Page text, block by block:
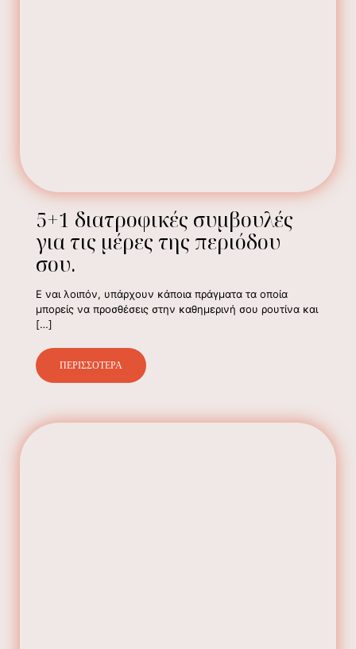
5+1 διατροφικές συμβουλές
για τις μέρες της περιόδου
σου.
Ε ναι λοιπόν, υπάρχουν κάποια πράγματα τα οποία
μπορείς να προσθέσεις στην καθημερινή σου ρουτίνα και
[…]
ΠΕΡΙΣΣΟΤΕΡΑ